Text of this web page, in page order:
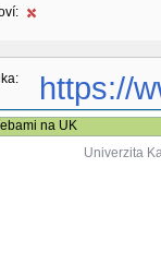
https://
na UK
Univerzita